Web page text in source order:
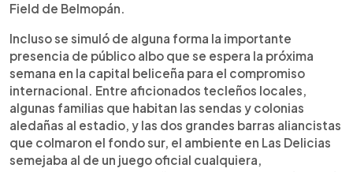
Field de Belmopán.
Incluso se simuló de alguna forma la importante
presencia de público albo que se espera la próxima
semana en la capital beliceña para el compromiso
internacional. Entre aficionados tecleños locales,
algunas familias que habitan las sendas y colonias
aledañas al estadio, y las dos grandes barras aliancistas
que colmaron el fondo sur, el ambiente en Las Delicias
semejaba al de un juego oficial cualquiera,